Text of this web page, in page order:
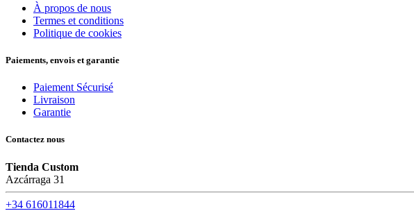
À propos de nous
Termes et conditions
Politique de cookies
Paiements, envois et garantie
Paiement Sécurisé
Livraison
Garantie
Contactez nous
Tienda Custom
Azcárraga 31
+34 616011844